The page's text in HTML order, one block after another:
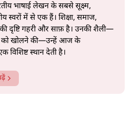
भाषाई लेखन के सबसे सूक्ष्म,
स्वरों में से एक हैं। शिक्षा, समाज,
दृष्टि गहरी और साफ़ है। उनकी शैली—
को खोलने की—उन्हें आज के
विशिष्ट स्थान देती है।